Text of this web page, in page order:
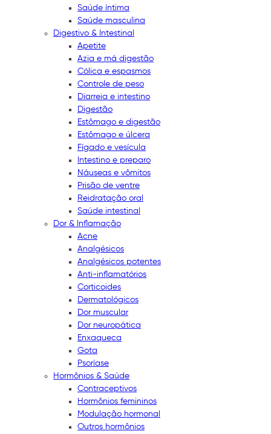
Saúde íntima
Saúde masculina
Digestivo & Intestinal
Apetite
Azia e má digestão
Cólica e espasmos
Controle de peso
Diarreia e intestino
Digestão
Estômago e digestão
Estômago e úlcera
Fígado e vesícula
Intestino e preparo
Náuseas e vômitos
Prisão de ventre
Reidratação oral
Saúde intestinal
Dor & Inflamação
Acne
Analgésicos
Analgésicos potentes
Anti-inflamatórios
Corticoides
Dermatológicos
Dor muscular
Dor neuropática
Enxaqueca
Gota
Psoríase
Hormônios & Saúde
Contraceptivos
Hormônios femininos
Modulação hormonal
Outros hormônios